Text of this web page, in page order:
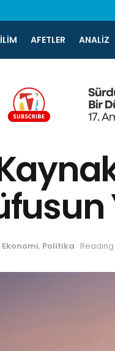
AFETLER ANALIZ
Ekonomi, Politika